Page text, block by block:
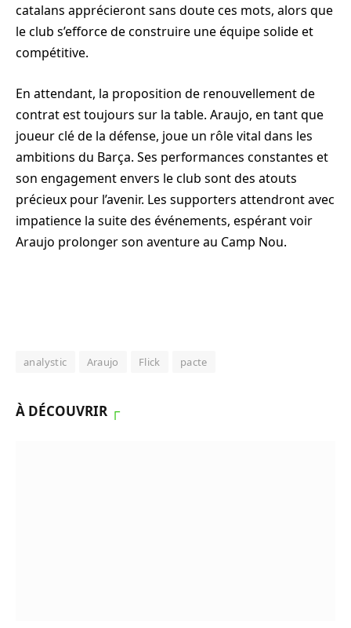
catalans apprécieront sans doute ces mots, alors que
le club s’efforce de construire une équipe solide et
compétitive.
En attendant, la proposition de renouvellement de
contrat est toujours sur la table. Araujo, en tant que
joueur clé de la défense, joue un rôle vital dans les
ambitions du Barça. Ses performances constantes et
son engagement envers le club sont des atouts
précieux pour l’avenir. Les supporters attendront avec
impatience la suite des événements, espérant voir
Araujo prolonger son aventure au Camp Nou.
analystic Araujo Flick pacte
À DÉCOUVRIR ┌